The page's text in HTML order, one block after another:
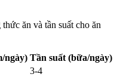
ăn và tần suất cho ăn
ngày) Tần suất (bữa/ngày)
3-4